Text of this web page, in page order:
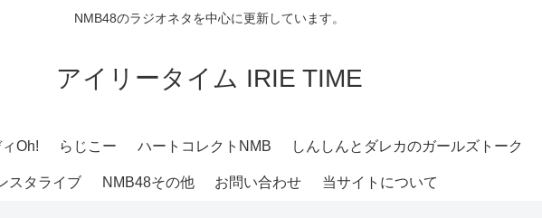
NMB48のラジオネタを中心に更新しています。
アイリータイム IRIE TIME
Oh! らじこー ハートコレクトNMB しんしんとダレカのガールズトーク
スタライブ NMB48その他 お問い合わせ 当サイトについて